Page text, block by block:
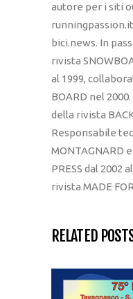
autore per i siti
bici.news. In
rivista
al 1999,
BOARD nel
della rivista
Responsabile
MONTAGNARD
PRESS dal 2002
rivista MADE
RELATED